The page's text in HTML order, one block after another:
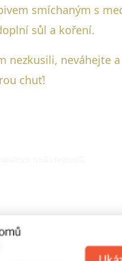
smíchaným s
sůl a koření.
nezkusili, neváhejte
chuť!